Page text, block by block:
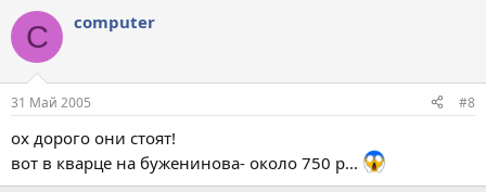
C computer
31 Май 2005 #8
ох дорого они стоят!
вот в кварце на буженинова- около 750 р...